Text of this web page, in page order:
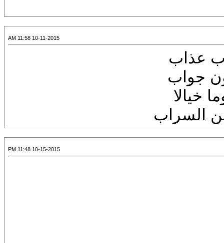
10-11-2015 11:58 AM
عذاب
جواب
خيالا
السراب
10-15-2015 11:48 PM